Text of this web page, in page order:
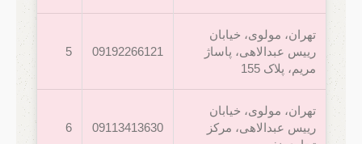
تهران، مولوی، خیابان
رییس عبدالاهی، پاساژ
مریم، پلاک 155
09192266121
5
تهران، مولوی، خیابان
رییس عبدالاهی، مرکز
09113413630
6